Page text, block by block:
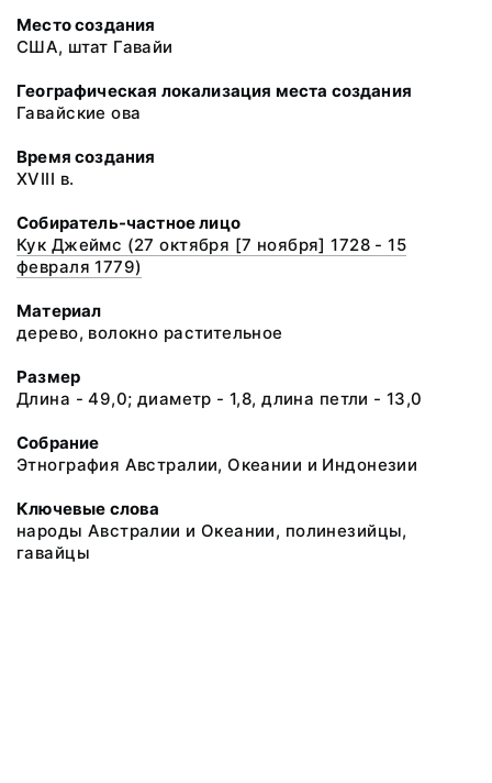
Место создания
США, штат Гавайи
Географическая локализация места создания
Гавайские ова
Время создания
XVIII в.
Собиратель-частное лицо
Кук Джеймс (27 октября [7 ноября] 1728 - 15
февраля 1779)
Материал
дерево, волокно растительное
Размер
Длина - 49,0; диаметр - 1,8, длина петли - 13,0
Собрание
Этнография Австралии, Океании и Индонезии
Ключевые слова
народы Австралии и Океании, полинезийцы,
гавайцы